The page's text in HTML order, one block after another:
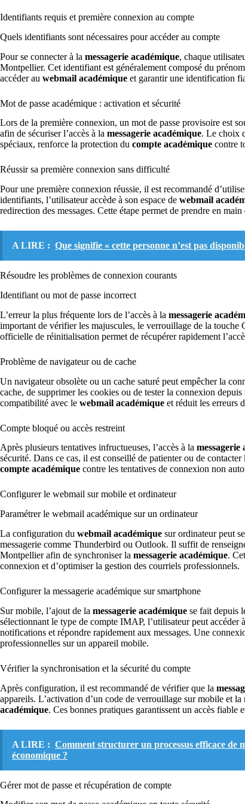
Identifiants requis et première connexion au compte
Quels identifiants sont nécessaires pour accéder au compte
Pour se connecter à la messagerie académique, chaque
Montpellier. Cet identifiant est généralement composé du
accéder au webmail académique et garantir une identification
Mot de passe académique : activation et sécurité
Lors de la première connexion, un mot de passe provisoire est
afin de sécuriser l’accès à la messagerie académique. Le choix
spéciaux, renforce la protection du compte académique contre
Réussir sa première connexion sans difficulté
Pour une première connexion réussie, il est recommandé
identifiants, l’utilisateur accède à son espace de webmail
redirection des messages. Cette étape permet de prendre en
A LIRE : Que signifie « cette personne n’est pas
Résoudre les problèmes de connexion courants
Identifiant ou mot de passe incorrect
L’erreur la plus fréquente lors de l’accès à la messagerie
important de vérifier les majuscules, le verrouillage de la
officielle de réinitialisation permet de récupérer rapidement
Problème de navigateur ou de cache
Un navigateur obsolète ou un cache saturé peut empêcher la
cache, de supprimer les cookies ou de tester la connexion
compatibilité avec le webmail académique et réduit les erreurs
Compte bloqué ou accès restreint
Après plusieurs tentatives infructueuses, l’accès à la messagerie
sécurité. Dans ce cas, il est conseillé de patienter ou de
compte académique contre les tentatives de connexion non
Configurer le webmail sur mobile et ordinateur
Paramétrer le webmail académique sur un ordinateur
La configuration du webmail académique sur ordinateur peut
messagerie comme Thunderbird ou Outlook. Il suffit de
Montpellier afin de synchroniser la messagerie académique.
connexion et d’optimiser la gestion des courriels professionnels.
Configurer la messagerie académique sur smartphone
Sur mobile, l’ajout de la messagerie académique se fait depuis
sélectionnant le type de compte IMAP, l’utilisateur peut accéder
notifications et répondre rapidement aux messages. Une
professionnelles sur un appareil mobile.
Vérifier la synchronisation et la sécurité du compte
Après configuration, il est recommandé de vérifier que la
appareils. L’activation d’un code de verrouillage sur mobile et
académique. Ces bonnes pratiques garantissent un accès fiable
A LIRE : Comment structurer un processus efficace de
économique ?
Gérer mot de passe et récupération de compte